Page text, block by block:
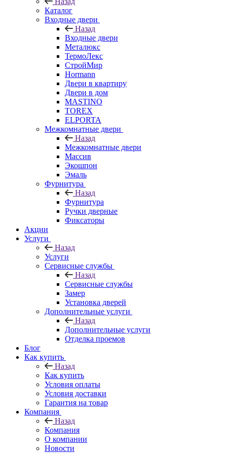
Каталог
Входные двери
Назад
Входные двери
Металюкс
ТермоЛекс
СтройМир
Hormann
Двери в квартиру
Двери в дом
MASTINO
TOREX
ELPORTA
Межкомнатные двери
Назад
Межкомнатные двери
Массив
Экошпон
Эмаль
Фурнитура
Назад
Фурнитура
Ручки дверные
Фиксаторы
Акции
Услуги
Назад
Услуги
Сервисные службы
Назад
Сервисные службы
Замер
Установка дверей
Дополнительные услуги
Назад
Дополнительные услуги
Отделка проемов
Блог
Как купить
Назад
Как купить
Условия оплаты
Условия доставки
Гарантия на товар
Компания
Назад
Компания
О компании
Новости